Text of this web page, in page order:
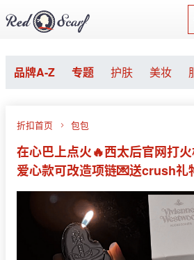
品牌A-Z 专题 护肤 美妆
折扣首页 包包
在心巴上点火🔥西太后官网打火
爱心款可改造项链💌送crush礼